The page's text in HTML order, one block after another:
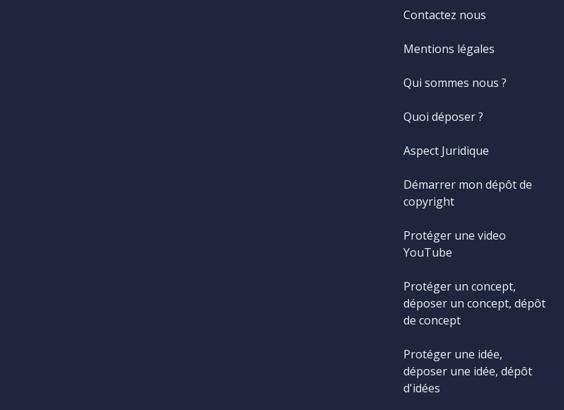
Contactez nous
Mentions légales
Qui sommes nous ?
Quoi déposer ?
Aspect Juridique
Démarrer mon dépôt de
copyright
Protéger une video
YouTube
Protéger un concept,
déposer un concept, dépôt
de concept
Protéger une idée,
déposer une idée, dépôt
d'idées